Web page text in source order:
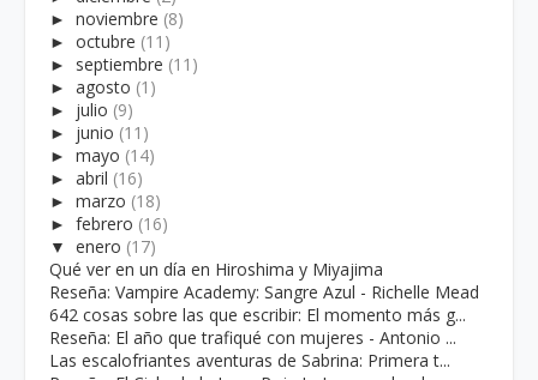
► noviembre (8)
► octubre (11)
► septiembre (11)
► agosto (1)
► julio (9)
► junio (11)
► mayo (14)
► abril (16)
► marzo (18)
► febrero (16)
▼ enero (17)
Qué ver en un día en Hiroshima y Miyajima
Reseña: Vampire Academy: Sangre Azul - Richelle Mead
642 cosas sobre las que escribir: El momento más g...
Reseña: El año que trafiqué con mujeres - Antonio ...
Las escalofriantes aventuras de Sabrina: Primera t...